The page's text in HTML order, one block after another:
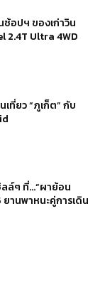
ช้อปฯ ของเก่าวิน
2.4T Ultra 4WD
เที่ยว “ภูเก็ต” กับ
ล์ๆ ที่…“ผาย้อน
านพาหนะคู่การเดิน